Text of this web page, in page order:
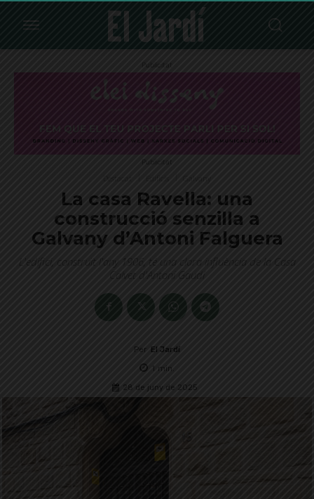
Publicitat
Publicitat
La casa Ravella: una
construcció senzilla a
Galvany d’Antoni Falguera
L'edifici, construït l'any 1906, té una clara influència de la Casa
Calvet d'Antoni Gaudí
Per El Jardí
1 min.
28 de juny de 2025